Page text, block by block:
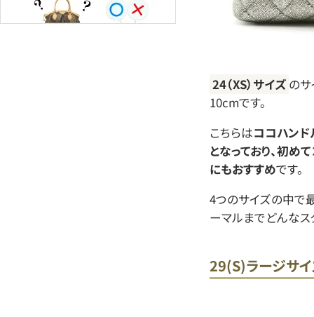
24（XS）サイズ の
10cmです。
こちらはココハン
となっており、初
にもおすすめです。
4つのサイズの中で
ーマルまでどんなス
29(S)ラージサ